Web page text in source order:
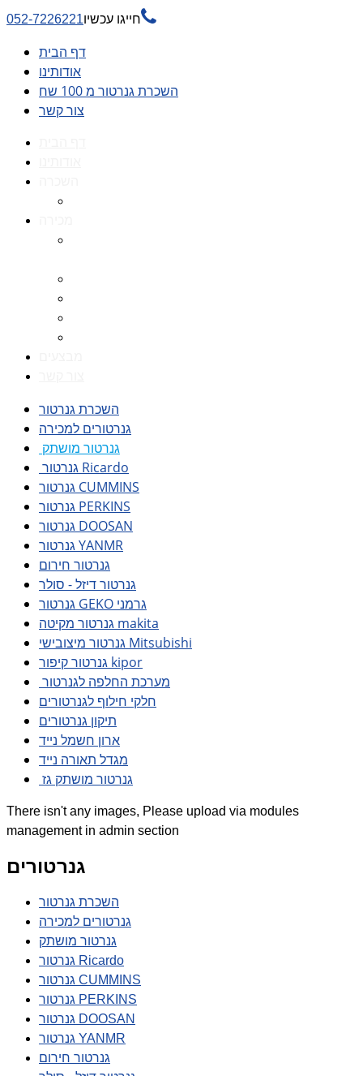
חייגו עכשיו052-7226221 
דף הבית
אודותינו
השכרת גנרטור מ 100 שח
צור קשר
השכרת גנרטור
גנרטורים למכירה
גנרטור מושתק
גנרטור Ricardo
גנרטור CUMMINS
גנרטור PERKINS
גנרטור DOOSAN
גנרטור YANMR
גנרטור חירום
גנרטור דיזל - סולר
גנרטור GEKO גרמני
גנרטור מקיטה makita
גנרטור מיצובישי Mitsubishi
גנרטור קיפור kipor
מערכת החלפה לגנרטור
חלקי חילוף לגנרטורים
תיקון גנרטורים
ארון חשמל נייד
מגדל תאורה נייד
גנרטור מושתק גז
There isn't any images, Please upload via modules
management in admin section
גנרטורים
השכרת גנרטור
גנרטורים למכירה
גנרטור מושתק
גנרטור Ricardo
גנרטור CUMMINS
גנרטור PERKINS
גנרטור DOOSAN
גנרטור YANMR
גנרטור חירום